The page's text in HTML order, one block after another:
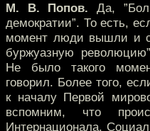
М. В. Попов. Да,
демократии”. То есть,
момент люди вышли и
буржуазную
Не было такого
говорил. Более того,
к началу Первой
вспомним, что
Интернационала.